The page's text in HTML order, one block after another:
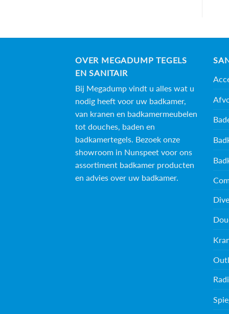
OVER MEGADUMP TEGELS
EN SANITAIR
Bij Megadump vindt u alles wat u
nodig heeft voor uw badkamer,
van kranen en badkamermeubelen
tot douches, baden en
badkamertegels. Bezoek onze
showroom in Nunspeet voor ons
assortiment badkamer producten
en advies over uw badkamer.